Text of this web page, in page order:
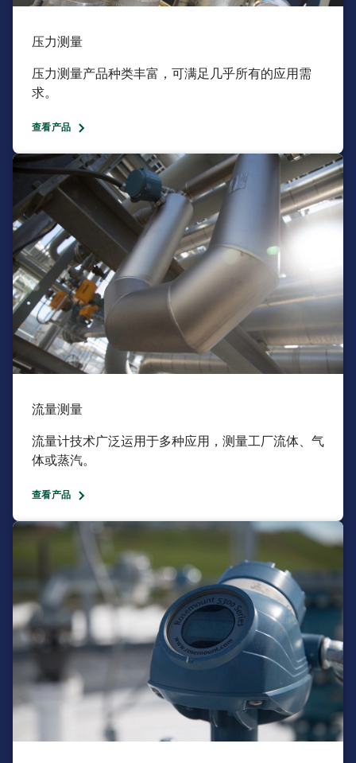
压力测量​
压力测量产品种类丰富，可满足几乎所有的应用需
求。​
查看产品
流量测量​
流量计技术广泛运用于多种应用，测量工厂流体、气
体或蒸汽。​
查看产品